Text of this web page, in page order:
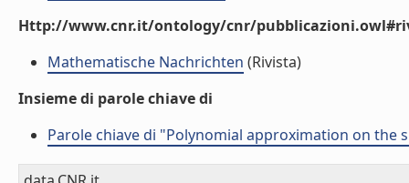
Http://www.cnr.it/ontology/cnr/
Mathematische Nachrichten (Rivista)
Insieme di parole chiave di
Parole chiave di "Polynomial approximation on the